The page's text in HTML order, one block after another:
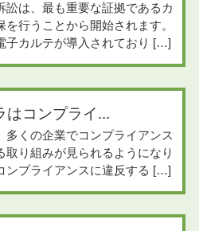
訟は、最も重要な証拠であるカ
を行うことから開始されます。
子カルテが導入されており […]
はコンプライ...
多くの企業でコンプライアンス
取り組みが見られるようになり
ンプライアンスに違反する […]